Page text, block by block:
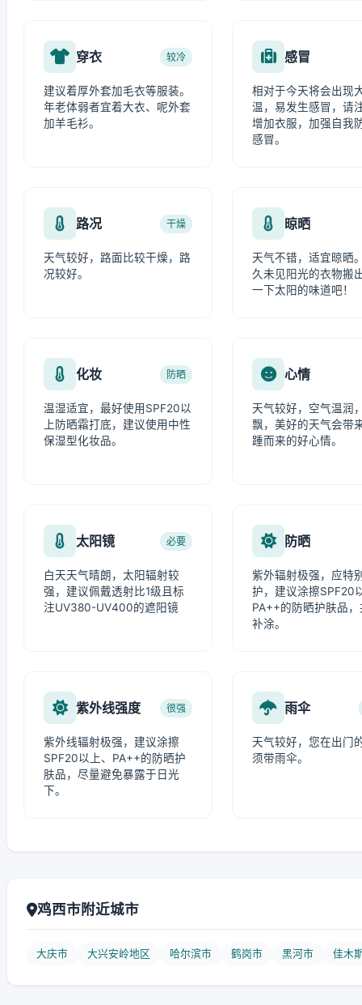
穿衣 较冷
建议着厚外套加毛衣等服装。
年老体弱者宜着大衣、呢外套
加羊毛衫。
感冒
相对于今天将会出现
温，易发生感冒，请
增加衣服，加强自我
感冒。
路况 干燥
天气较好，路面比较干燥，路
况较好。
晾晒
天气不错，适宜晾晒
久未见阳光的衣物搬
一下太阳的味道吧！
化妆 防晒
温湿适宜，最好使用SPF20以
上防晒霜打底，建议使用中性
保湿型化妆品。
心情
天气较好，空气温润
飘，美好的天气会带
踵而来的好心情。
太阳镜 必要
白天天气晴朗，太阳辐射较
强，建议佩戴透射比1级且标
注UV380-UV400的遮阳镜
防晒
紫外辐射极强，应特
护，建议涂擦SPF20
PA++的防晒护肤品
补涂。
紫外线强度 很强
紫外线辐射极强，建议涂擦
SPF20以上、PA++的防晒护
肤品，尽量避免暴露于日光
下。
雨伞
天气较好，您在出门
须带雨伞。
鸡西市附近城市
大庆市 大兴安岭地区 哈尔滨市 鹤岗市 黑河市 佳木